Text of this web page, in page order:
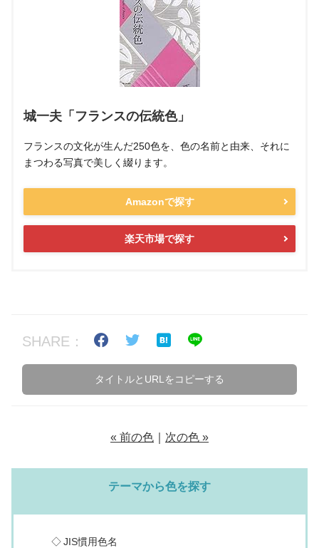
城一夫「フランスの伝統色」
フランスの文化が生んだ250色を、色の名前と由来、それに
まつわる写真で美しく綴ります。
Amazonで探す
楽天市場で探す
SHARE：
タイトルとURLをコピーする
« 前の色 次の色 »
テーマから色を探す
JIS慣用色名